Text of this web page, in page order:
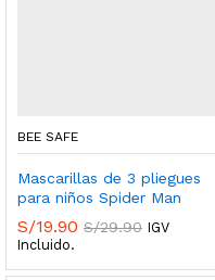
BEE SAFE
Mascarillas de 3 pliegues
para niños Spider Man
S/19.90 S/29.90 IGV
Incluido.